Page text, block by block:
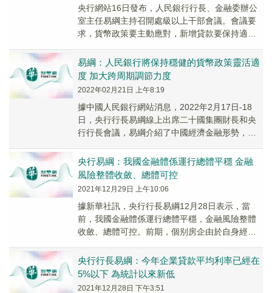
​央行網站16日發布，人民銀行行長、金融委辦公
室主任易綱主持召開處級以上干部會議。會議要
求，貨幣政策要主動應對，新增貸款要保持適度
發展，...
易綱：人民銀行將保持穩健的貨幣政策靈活適
度 加大跨周期調節力度
2022年02月21日 上午8:19
據中國人民銀行網站消息，2022年2月17日-18
日，央行行長易綱線上出席二十國集團財長和央
行行長會議，易綱介紹了中國經濟金融形勢，表
適...
央行易綱：我國金融體係運行總體平穩 金融
風險整體收斂、總體可控
2021年12月29日 上午10:06
據新華社訊，央行行長易綱12月28日表示，當
前，我國金融體係運行總體平穩，金融風險整體
收斂、總體可控。前期，個别房企由於自身經營
别房企出...
央行行長易綱：今年企業貸款平均利率已經在
5%以下 為統計以來新低
2021年12月28日 下午3:51